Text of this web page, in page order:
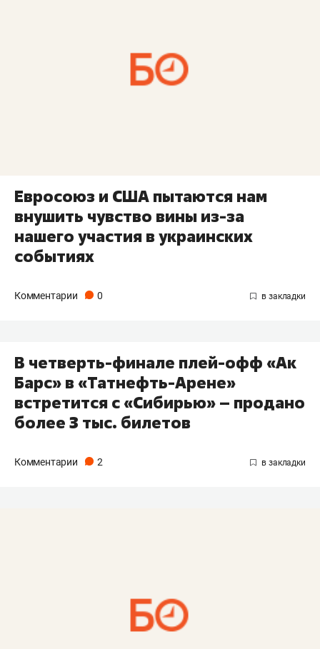
Евросоюз и США пытаются нам
внушить чувство вины из-за
нашего участия в украинских
событиях
Комментарии 0
В четверть-финале плей-офф «Ак
Барс» в «Татнефть-Арене»
встретится с «Сибирью» – продано
более 3 тыс. билетов
Комментарии 2